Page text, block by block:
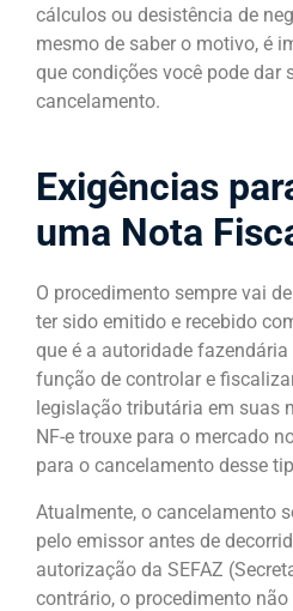
cálculos ou desistência de
mesmo de saber o motivo, é
que condições você pode dar
cancelamento.
Exigências
uma Nota
O procedimento sempre vai
ter sido emitido e recebido
que é a autoridade
função de controlar e
legislação tributária em suas
NF-e trouxe para o mercado
para o cancelamento desse
Atualmente, o cancelamento
pelo emissor antes de
autorização da SEFAZ
contrário, o procedimento